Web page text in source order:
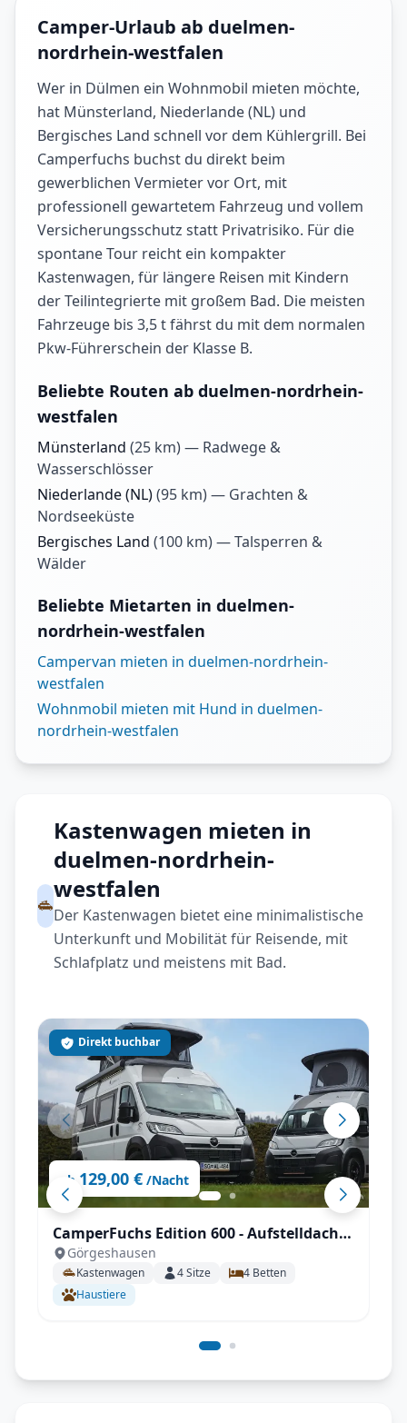
Camper-Urlaub ab duelmen-
nordrhein-westfalen
Wer in Dülmen ein Wohnmobil mieten möchte,
hat Münsterland, Niederlande (NL) und
Bergisches Land schnell vor dem Kühlergrill. Bei
Camperfuchs buchst du direkt beim
gewerblichen Vermieter vor Ort, mit
professionell gewartetem Fahrzeug und vollem
Versicherungsschutz statt Privatrisiko. Für die
spontane Tour reicht ein kompakter
Kastenwagen, für längere Reisen mit Kindern
der Teilintegrierte mit großem Bad. Die meisten
Fahrzeuge bis 3,5 t fährst du mit dem normalen
Pkw-Führerschein der Klasse B.
Beliebte Routen ab duelmen-nordrhein-
westfalen
Münsterland (25 km) — Radwege &
Wasserschlösser
Niederlande (NL)(95 km) — Grachten &
Nordseeküste
Bergisches Land (100 km) —Talsperren &
Wälder
Beliebte Mietarten in duelmen-
nordrhein-westfalen
Campervan mieten in duelmen-nordrhein-
westfalen
Wohnmobil mieten mit Hund in duelmen-
nordrhein-westfalen
Kastenwagen mieten in
duelmen-nordrhein-
westfalen
Der Kastenwagen bietet eine minimalistische
Unterkunft und Mobilität für Reisende, mit
Schlafplatz und meistens mit Bad.
ab 129,00 € /Nacht
Direkt buchbar
CamperFuchs Edition 600 - Aufstelldach,
innovatives Design, hochwertig
verarbeitet mit vielen Extras
Görgeshausen
Kastenwagen 4Sitze 4 Betten
Haustiere